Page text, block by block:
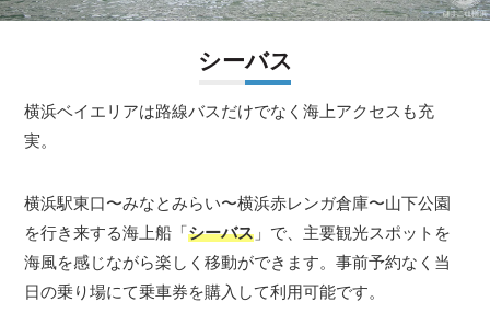
シーバス
横浜ベイエリアは路線バスだけでなく海上アクセスも充
実。
横浜駅東口〜みなとみらい〜横浜赤レンガ倉庫〜山下公園
を行き来する海上船「シーバス 」で、主要観光スポットを
海風を感じながら楽しく移動ができます。事前予約なく当
日の乗り場にて乗車券を購入して利用可能です。